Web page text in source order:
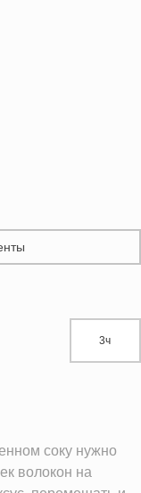
3ч
соку нужно
волокон на